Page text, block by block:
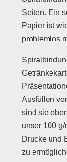
Seiten. Ein
Papier ist
problemlos
Ausfüllen
sind sie
unser 100 g/
Drucke und
zu